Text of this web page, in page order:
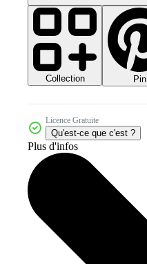
Collection Pin
Licence Gratuite
Qu'est-ce que c'est ?
Plus d'infos